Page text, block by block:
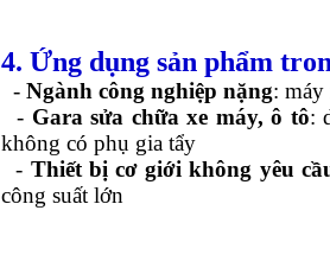
4. Ứng dụng sản phẩm
- Ngành công nghiệp nặng:
- Gara sửa chữa xe máy, ô tô:
không có phụ gia tẩy
- Thiết bị cơ giới không yêu
công suất lớn